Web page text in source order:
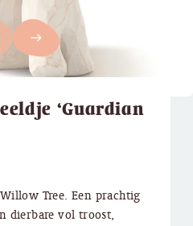
east
‘Guardian
Tree. Een prachtig
dierbare vol troost,